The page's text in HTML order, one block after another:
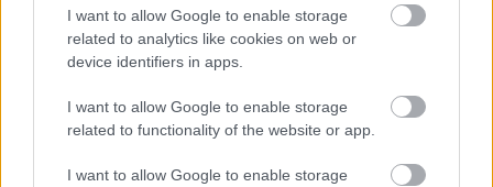
I want to allow Google to enable storage
related to analytics like cookies on web or
device identifiers in apps.
I want to allow Google to enable storage
related to functionality of the website or app.
I want to allow Google to enable storage
Belváros-Lipótváros
játszótér
Város-Teampannon Kereskedelmi és Szolgáltató Kft.
Indulhat a Honvéd tér megújításának tervezése, ahol a
klímatudatos gondolkodás és a helyi identitás erősítése kerül a
középpontba.